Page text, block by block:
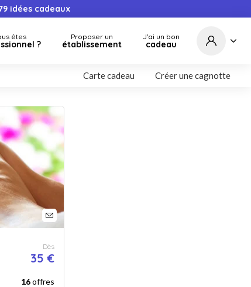
idées cadeaux
êtes
?
Proposer un
établissement
J'ai un bon
cadeau
Carte cadeau Créer une cagnotte
Dès
35 €
16offres